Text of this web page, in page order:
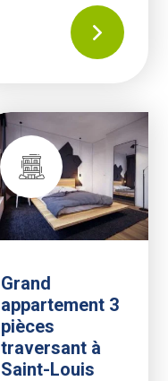
Grand
appartement 3
pièces
traversant à
Saint-Louis